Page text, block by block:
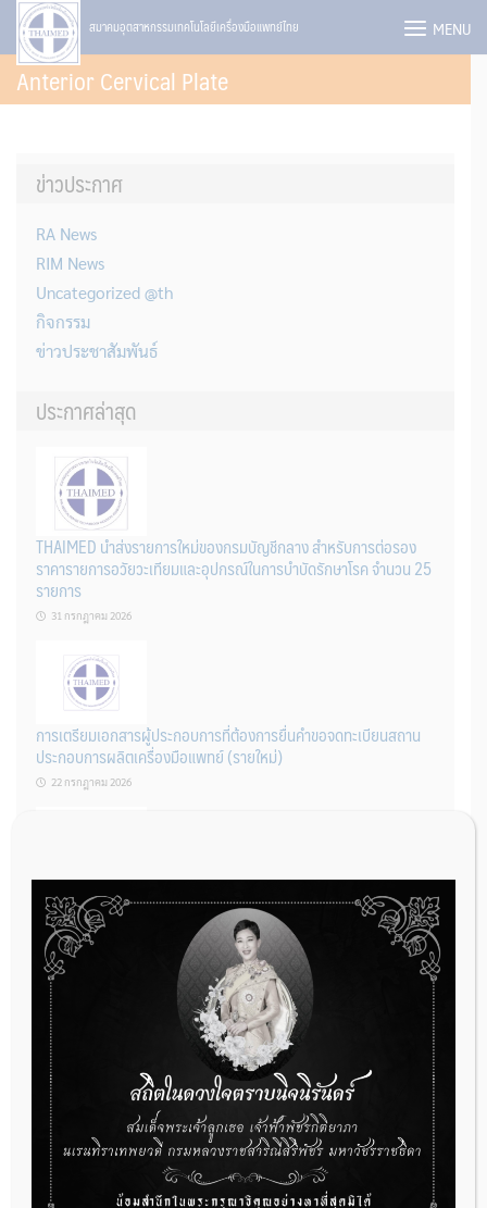
Skip
content
สมาคมอุตสาหกรรมเทคโนโลยีเครื่องมือแพทย์ไทย MENU
Anterior Cervical Plate
ข่าวประกาศ
RA News
RIM News
Uncategorized @th
กิจกรรม
ข่าวประชาสัมพันธ์
ประกาศล่าสุด
THAIMED นำส่งรายการใหม่ของกรมบัญชีกลาง สำหรับการต่อรอง
ราคารายการอวัยวะเทียมและอุปกรณ์ในการบำบัดรักษาโรค จำนวน 25
รายการ
31 กรกฎาคม 2026
การเตรียมเอกสารผู้ประกอบการที่ต้องการยื่นคำขอจดทะเบียนสถาน
ประกอบการผลิตเครื่องมือแพทย์ (รายใหม่)
22 กรกฎาคม 2026
ผู้ประกอบการผลิต และ นักวิจัย ที่ต้องการขึ้นทะเบียนเครื่องมือแพทย์
ต้องทำอย่างไรบ้าง
22 กรกฎาคม 2026
กองควบคุมเครื่องมือแพทย์ เปิดรับฟังความคิดเห็นหลักการยกร่าง
กฎหมาย จำนวน 3 ฉบับ ผ่านระบบกลางทางกฎหมาย
22 กรกฎาคม 2026